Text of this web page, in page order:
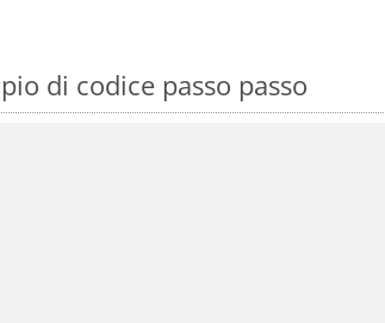
di codice passo passo